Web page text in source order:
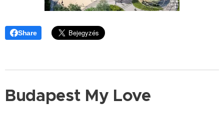
Share
Budapest My Love